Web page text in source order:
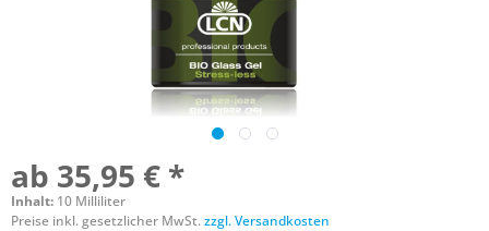
ab 35,95 € *
Inhalt: 10 Milliliter
Preise inkl. gesetzlicher MwSt.zzgl. Versandkosten